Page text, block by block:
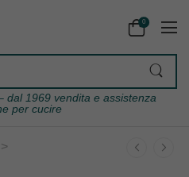
0
dal 1969 vendita e assistenza
per cucire
>